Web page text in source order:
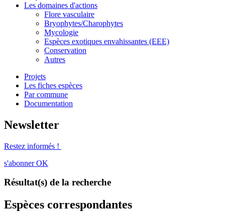
Les domaines d'actions
Flore vasculaire
Bryophytes/Charophytes
Mycologie
Espèces exotiques envahissantes (EEE)
Conservation
Autres
Projets
Les fiches espèces
Par commune
Documentation
Newsletter
Restez informés !
s'abonner OK
Résultat(s) de la recherche
Espèces correspondantes